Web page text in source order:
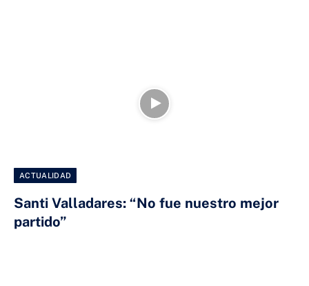
ACTUALIDAD
Santi Valladares: “No fue nuestro mejor
partido”